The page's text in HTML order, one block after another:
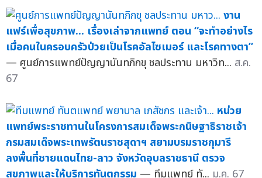
งาน
แฟร์เพื่อสุขภาพ... เรื่องเล่าจากแพทย์ ตอน “จะทำอย่างไร
เมื่อคนในครอบครัวป่วยเป็นโรคอัลไซเมอร์ และโรคทางตา”
— ศูนย์การแพทย์ปัญญานันทภิกขุ ชลประทาน มหาวิท... ส.ค.
67
หน่วย
แพทย์พระราชทานในโครงการสมเด็จพระกนิษฐาธิราชเจ้า
กรมสมเด็จพระเทพรัตนราชสุดาฯ สยามบรมราชกุมารี
ลงพื้นที่ชายแดนไทย-ลาว จังหวัดอุบลราชธานี ตรวจ
สุขภาพและให้บริการทันตกรรม — ทีมแพทย์ ทั... ม.ค. 67